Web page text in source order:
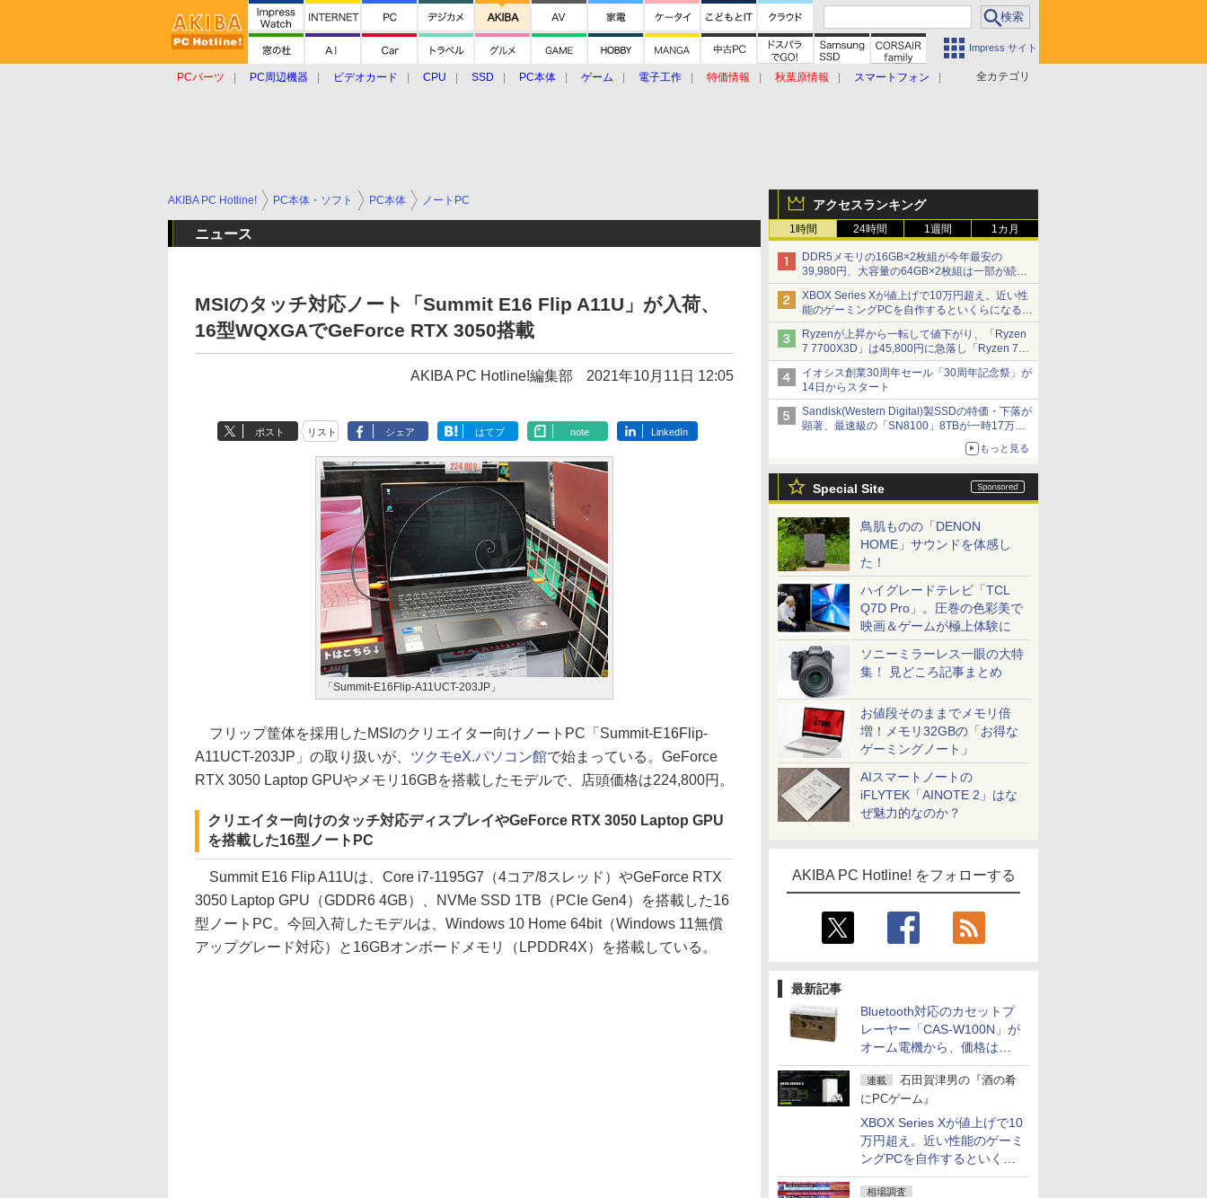
Impress サイト
全カテゴリ
PCパーツ PC周辺機器 ビデオカード CPU SSD PC本体 ゲーム 電子工作 特価情報 秋葉原情報
スマートフォン
アクセスランキング
1時間 24時間 1週間 1カ月
DDR5メモリの16GB×2枚組が今年最安の
39,980円、大容量の64GB×2枚組は一部が続騰
[8月前半のメモリ価格]
XBOX Series Xが値上げで10万円超え。近い性
能のゲーミングPCを自作するといくらになる？
【石田賀津男の『酒の肴にPCゲーム』】
Ryzenが上昇から一転して値下がり、「Ryzen
7 7700X3D」は45,800円に急落し「Ryzen 7
7800X3D」との価格逆転解消 [8月前半のCPU
価格]
イオシス創業30周年セール「30周年記念祭」が
14日からスタート
Sandisk(Western Digital)製SSDの特価・下落が
顕著、最速級の「SN8100」8TBが一時17万円
もっと見る
Special Site
鳥肌ものの「DENON
HOME」サウンドを体感し
た！
ハイグレードテレビ「TCL
Q7D Pro」。圧巻の色彩美で
映画＆ゲームが極上体験に
ソニーミラーレス一眼の大特
集！ 見どころ記事まとめ
お値段そのままでメモリ倍
増！メモリ32GBの「お得な
ゲーミングノート」
AIスマートノートの
iFLYTEK「AINOTE 2」はな
ぜ魅力的なのか？
AKIBA PC Hotline! をフォローする
最新記事
Bluetooth対応のカセットプ
レーヤー「CAS-W100N」が
オーム電機から、価格は
5,940円
連載
石田賀津男の『酒の肴
にPCゲーム』
XBOX Series Xが値上げで10
万円超え。近い性能のゲーミ
ングPCを自作するといくら
になる？
相場調査
AKIBA PC Hotline! PC本体・ソフト PC本体 ノートPC
ニュース
MSIのタッチ対応ノート「Summit E16 Flip A11U」が入荷、
16型WQXGAでGeForce RTX 3050搭載
AKIBA PC Hotline!編集部 2021年10月11日 12:05
ポスト リスト シェア はてブ note LinkedIn
「Summit-E16Flip-A11UCT-203JP」
フリップ筐体を採用したMSIのクリエイター向けノートPC「Summit-E16Flip-
A11UCT-203JP」の取り扱いが、 ツクモeX.パソコン館で始まっている。GeForce
RTX 3050 Laptop GPUやメモリ16GBを搭載したモデルで、店頭価格は224,800円。
クリエイター向けのタッチ対応ディスプレイやGeForce RTX 3050 Laptop GPU
を搭載した16型ノートPC
Summit E16 Flip A11Uは、Core i7-1195G7（4コア/8スレッド）やGeForce RTX
3050 Laptop GPU（GDDR6 4GB）、NVMe SSD 1TB（PCIe Gen4）を搭載した16
型ノートPC。今回入荷したモデルは、Windows 10 Home 64bit（Windows 11無償
アップグレード対応）と16GBオンボードメモリ（LPDDR4X）を搭載している。